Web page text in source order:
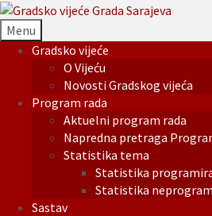
Menu
Gradsko vijeće
O Vijeću
Novosti Gradskog vijeća
Program rada
Aktuelni program rada
Napredna pretraga
Statistika tema
Statistika
Statistika
Sastav